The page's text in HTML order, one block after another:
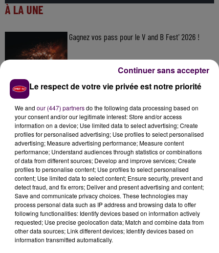
À LA UNE
Gagnez vos pass pour le V and B Fest' 2026 !
Inscrivez-vous au casting The Voice & The Voice
Gagnez vos entrées pour Papéa Parc !
DERNIERS TITRES
Le respect de votre vie privée est notre priorité
We and our (447) partnersdo the following data processing based on
your consent and/or our legitimate interest: Store and/or access
information on a device; Use limited data to select advertising; Create
profiles for personalised advertising; Use profiles to select personalised
advertising; Measure advertising performance; Measure content
performance; Understand audiences through statistics or combinations
of data from different sources; Develop and improve services; Create
profiles to personalise content; Use profiles to select personalised
content; Use limited data to select content; Ensure security, prevent and
detect fraud, and fix errors; Deliver and present advertising and content;
Save and communicate privacy choices. These technologies may
process personal data such as IP address and browsing data to offer
following functionalities: Identify devices based on information actively
requested; Use precise geolocation data; Match and combine data from
other data sources; Link different devices; Identify devices based on
information transmitted automatically.
Continuer sans accepter